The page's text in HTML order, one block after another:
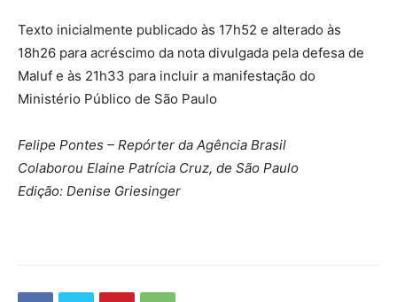
Texto inicialmente publicado às 17h52 e alterado às
18h26 para acréscimo da nota divulgada pela defesa de
Maluf e às 21h33 para incluir a manifestação do
Ministério Público de São Paulo
Felipe Pontes – Repórter da Agência Brasil
Colaborou Elaine Patrícia Cruz, de São Paulo
Edição: Denise Griesinger